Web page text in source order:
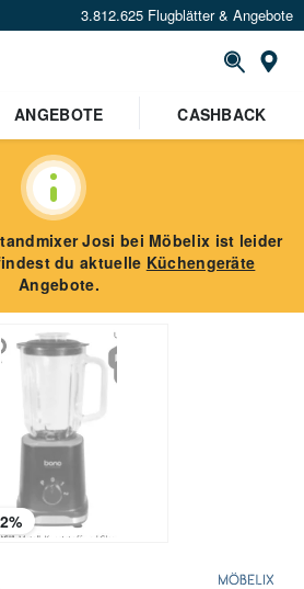
3.812.625 Flugblätter & Angebote
ANGEBOTE CASHBACK
Josi bei Möbelix ist leider
du aktuelle Küchengeräte
Angebote.
%